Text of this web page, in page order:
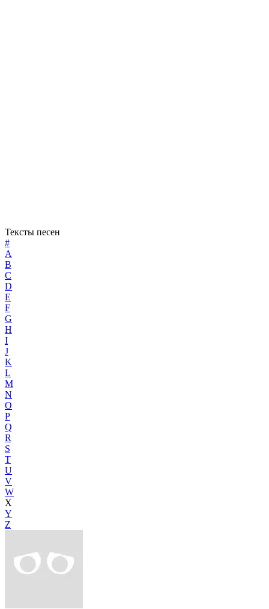
Тексты песен
#
A
B
C
D
E
F
G
H
I
J
K
L
M
N
O
P
Q
R
S
T
U
V
W
X
Y
Z